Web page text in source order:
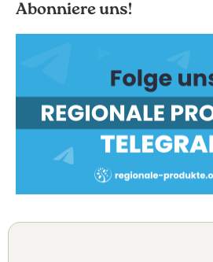
Abonniere uns!